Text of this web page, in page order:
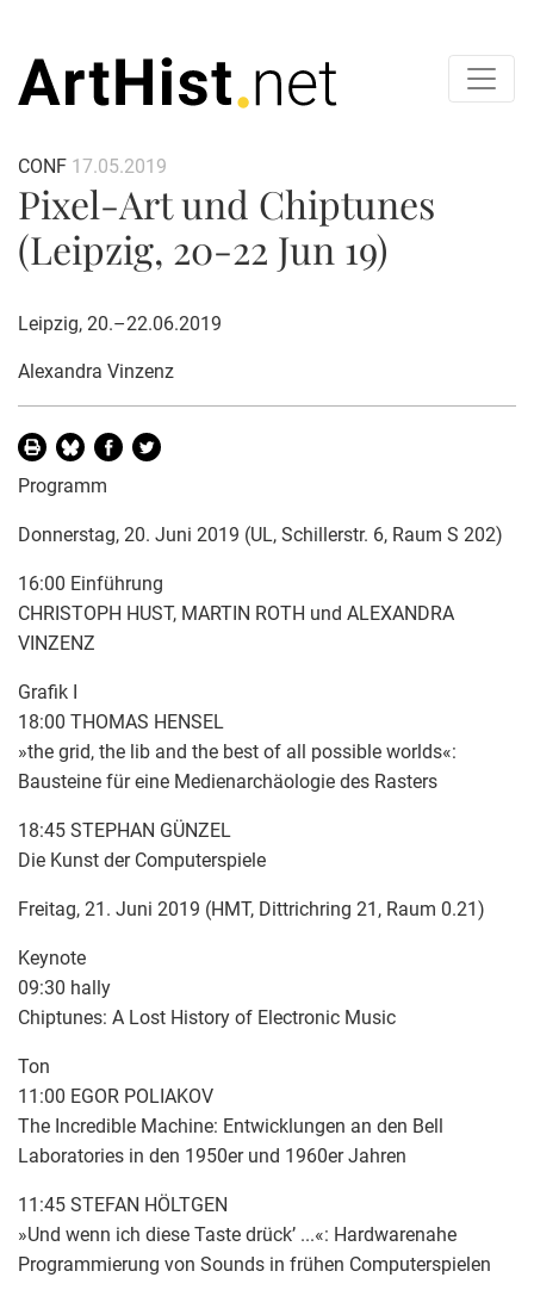
CONF 17.05.2019
Pixel-Art und Chiptunes
(Leipzig, 20-22 Jun 19)
Leipzig, 20.–22.06.2019
Alexandra Vinzenz
Programm
Donnerstag, 20. Juni 2019 (UL, Schillerstr. 6, Raum S 202)
16:00 Einführung
CHRISTOPH HUST, MARTIN ROTH und ALEXANDRA
VINZENZ
Grafik I
18:00 THOMAS HENSEL
»the grid, the lib and the best of all possible worlds«:
Bausteine für eine Medienarchäologie des Rasters
18:45 STEPHAN GÜNZEL
Die Kunst der Computerspiele
Freitag, 21. Juni 2019 (HMT, Dittrichring 21, Raum 0.21)
Keynote
09:30 hally
Chiptunes: A Lost History of Electronic Music
Ton
11:00 EGOR POLIAKOV
The Incredible Machine: Entwicklungen an den Bell
Laboratories in den 1950er und 1960er Jahren
11:45 STEFAN HÖLTGEN
»Und wenn ich diese Taste drück’ ...«: Hardwarenahe
Programmierung von Sounds in frühen Computerspielen